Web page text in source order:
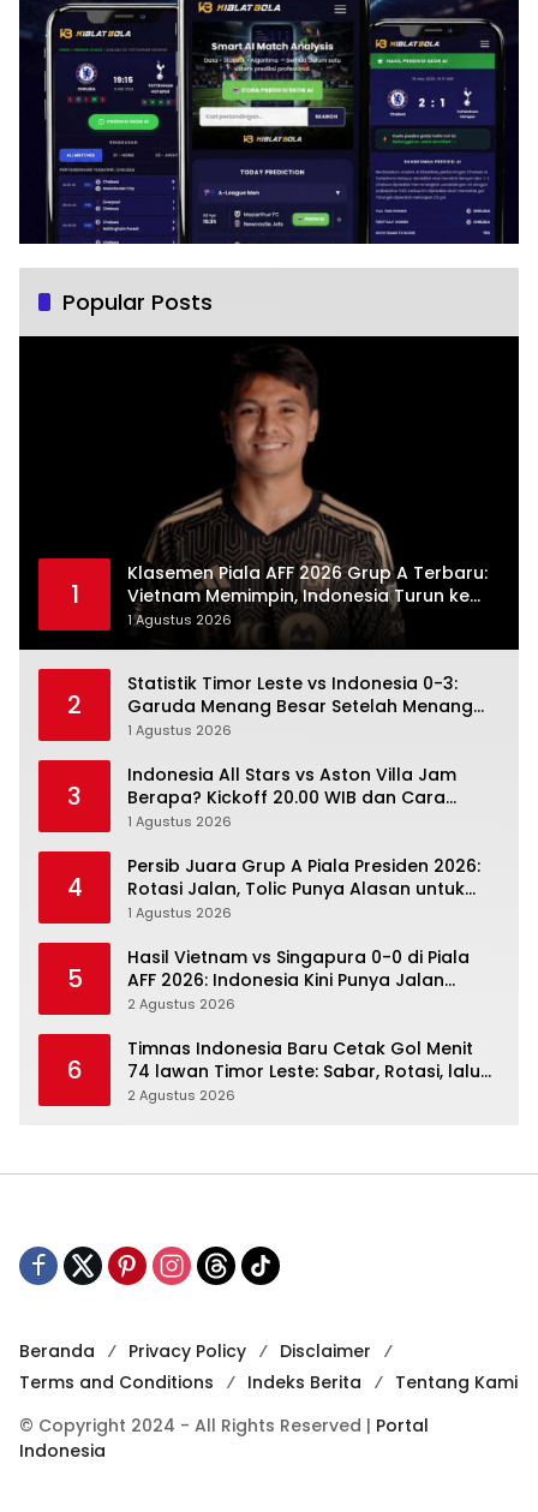
Popular Posts
1
Klasemen Piala AFF 2026 Grup A Terbaru:
Vietnam Memimpin, Indonesia Turun ke
Posisi Tiga
1 Agustus 2026
2
Statistik Timor Leste vs Indonesia 0-3:
Garuda Menang Besar Setelah Menang
Angka Lebih Dulu
1 Agustus 2026
3
Indonesia All Stars vs Aston Villa Jam
Berapa? Kickoff 20.00 WIB dan Cara
Nonton Resminya
1 Agustus 2026
4
Persib Juara Grup A Piala Presiden 2026:
Rotasi Jalan, Tolic Punya Alasan untuk
Percaya
1 Agustus 2026
5
Hasil Vietnam vs Singapura 0-0 di Piala
AFF 2026: Indonesia Kini Punya Jalan
Terbuka
2 Agustus 2026
6
Timnas Indonesia Baru Cetak Gol Menit
74 lawan Timor Leste: Sabar, Rotasi, lalu
Pecah
2 Agustus 2026
Beranda Privacy Policy
Disclaimer
Terms and Conditions
Indeks Berita
Tentang Kami
© Copyright 2024 - All Rights Reserved | Portal
Indonesia